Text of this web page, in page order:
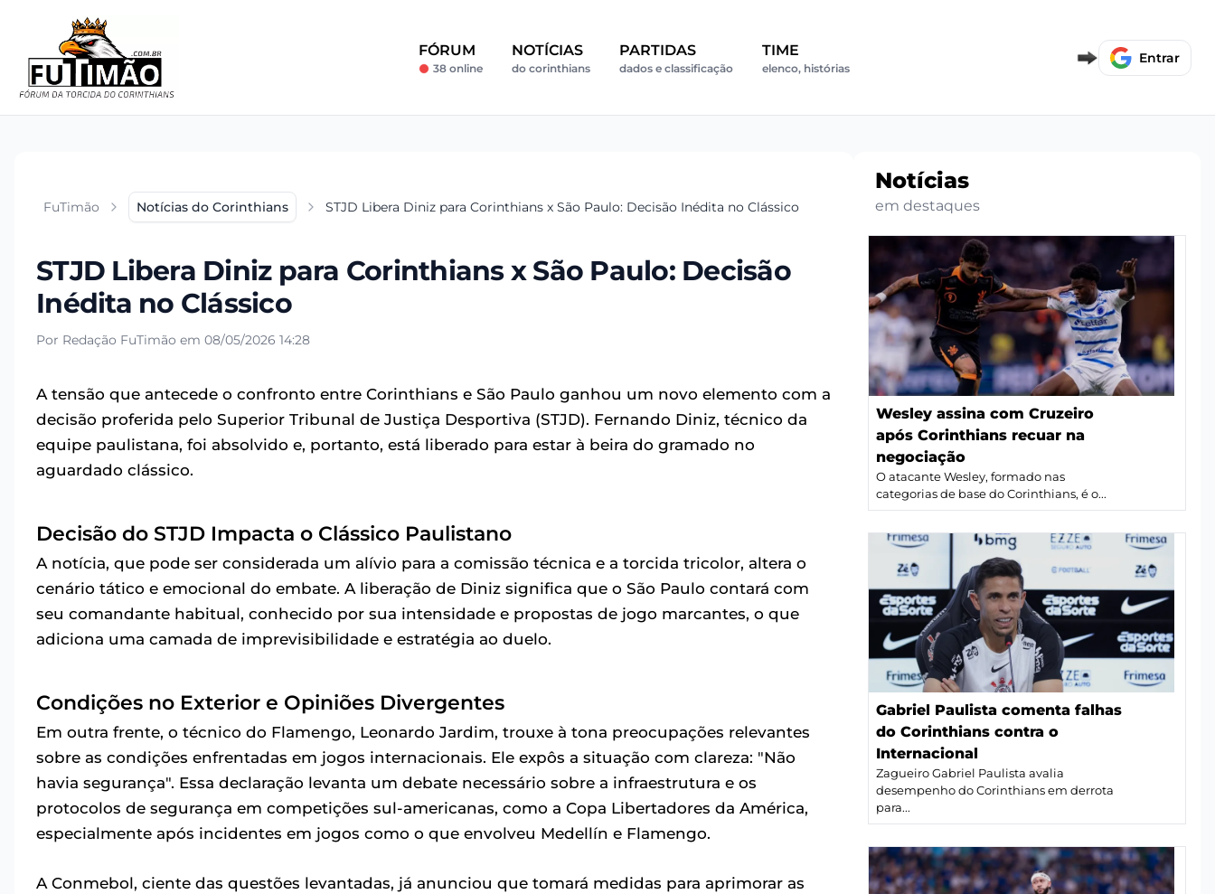
FÓRUM
38 online
NOTÍCIAS
do corinthians
PARTIDAS
dados e classificação
TIME
elenco, histórias
Entrar
FuTimão Notícias do Corinthians STJD Libera Diniz para Corinthians x São Paulo: Decisão Inédita no Clássico
STJD Libera Diniz para Corinthians x São Paulo: Decisão
Inédita no Clássico
Por Redação FuTimão em 08/05/2026 14:28
A tensão que antecede o confronto entre Corinthians e São Paulo ganhou um novo elemento com a
decisão proferida pelo Superior Tribunal de Justiça Desportiva (STJD). Fernando Diniz, técnico da
equipe paulistana, foi absolvido e, portanto, está liberado para estar à beira do gramado no
aguardado clássico.
Decisão do STJD Impacta o Clássico Paulistano
A notícia, que pode ser considerada um alívio para a comissão técnica e a torcida tricolor, altera o
cenário tático e emocional do embate. A liberação de Diniz significa que o São Paulo contará com
seu comandante habitual, conhecido por sua intensidade e propostas de jogo marcantes, o que
adiciona uma camada de imprevisibilidade e estratégia ao duelo.
Condições no Exterior e Opiniões Divergentes
Em outra frente, o técnico do Flamengo, Leonardo Jardim, trouxe à tona preocupações relevantes
sobre as condições enfrentadas em jogos internacionais. Ele expôs a situação com clareza: "Não
havia segurança". Essa declaração levanta um debate necessário sobre a infraestrutura e os
protocolos de segurança em competições sul-americanas, como a Copa Libertadores da América,
especialmente após incidentes em jogos como o que envolveu Medellín e Flamengo.
A Conmebol, ciente das questões levantadas, já anunciou que tomará medidas para aprimorar as
Notícias
em destaques
Wesley assina com Cruzeiro
após Corinthians recuar na
negociação
O atacante Wesley, formado nas
categorias de base do Corinthians, é o...
Gabriel Paulista comenta falhas
do Corinthians contra o
Internacional
Zagueiro Gabriel Paulista avalia
desempenho do Corinthians em derrota
para...